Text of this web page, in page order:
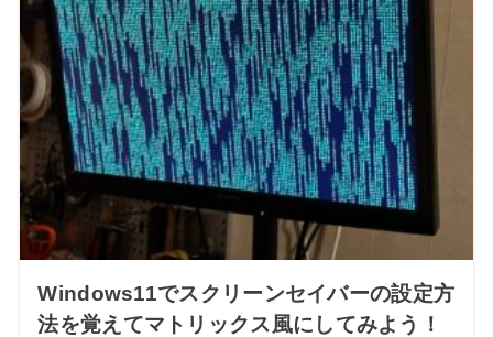
Windows11でスクリーンセイバーの設定方
法を覚えてマトリックス風にしてみよう！